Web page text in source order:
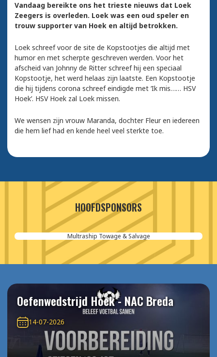
Vandaag bereikte ons het trieste nieuws dat Loek
Zeegers is overleden. Loek was een oud speler en
trouw supporter van Hoek en altijd betrokken.
Loek schreef voor de site de Kopstootjes die altijd met
humor en met scherpte geschreven werden. Voor het
afscheid van Johnny de Ritter schreef hij een speciaal
Kopstootje, het werd helaas zijn laatste. Een Kopstootje
die hij tijdens corona schreef eindigde met ‘Ik mis…… HSV
Hoek’. HSV Hoek zal Loek missen.
We wensen zijn vrouw Maranda, dochter Fleur en iedereen
die hem lief had en kende heel veel sterkte toe.
HOOFDSPONSORS
Aannemersbedrijf van der Poel
Oefenwedstrijd Hoek - NAC Breda
14-07-2026